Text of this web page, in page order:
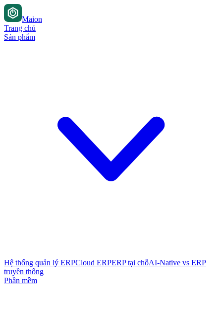
Maion
Trang chủ
Sản phẩm
Hệ thống quản lý ERPCloud ERPERP tại chỗAI-Native vs ERP
truyền thống
Phần mềm